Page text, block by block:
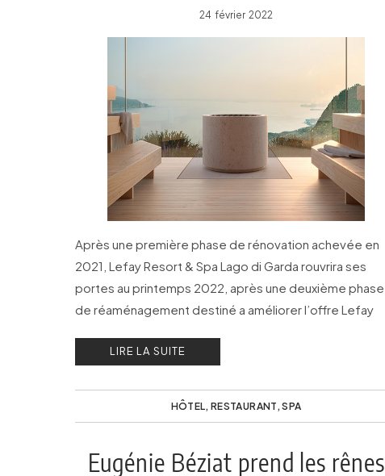
24 février 2022
Après une première phase de rénovation achevée en
2021, Lefay Resort & Spa Lago di Garda rouvrira ses
portes au printemps 2022, après une deuxième phase
de réaménagement destiné a améliorer l’offre Lefay
LIRE LA SUITE
HÔTEL,RESTAURANT,SPA
Eugénie Béziat prend les rênes